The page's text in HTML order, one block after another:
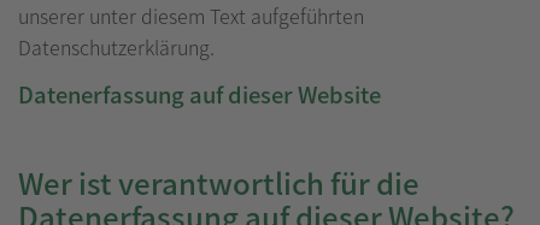
unserer unter diesem Text aufgeführten
Datenschutzerklärung.
Datenerfassung auf dieser Website
Wer ist verantwortlich für die